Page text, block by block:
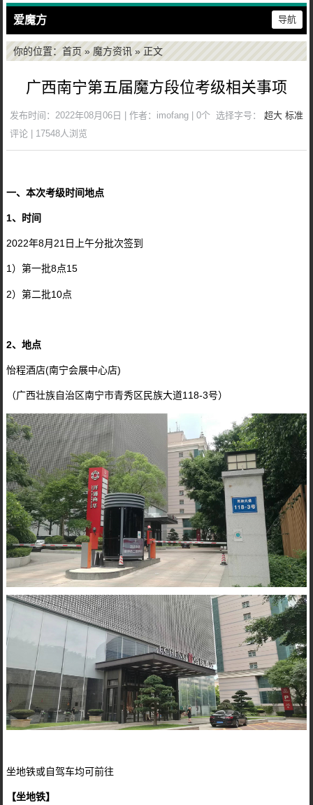
爱魔方 导航
你的位置： 首页» 魔方资讯» 正文
广西南宁第五届魔方段位考级相关事项
选择字号：超大 标准
发布时间：2022年08月06日 | 作者：imofang | 0个
评论 | 17548人浏览
一、本次考级时间地点
1、时间
2022年8月21日上午分批次签到
1）第一批8点15
2）第二批10点
2、地点
怡程酒店(南宁会展中心店)
（广西壮族自治区南宁市青秀区民族大道118-3号）
坐地铁或自驾车均可前往
【坐地铁】